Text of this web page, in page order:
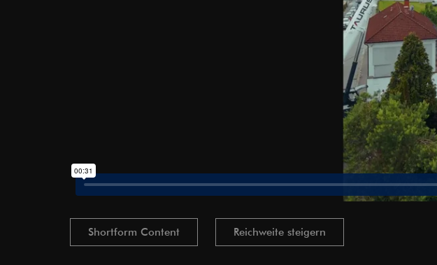
Shortform Content Reichweite steigern